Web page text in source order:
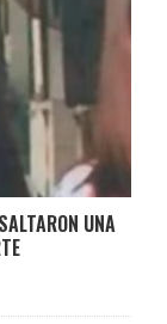
UNA